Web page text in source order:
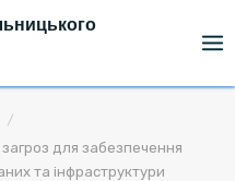
для забезпечення
та інфраструктури